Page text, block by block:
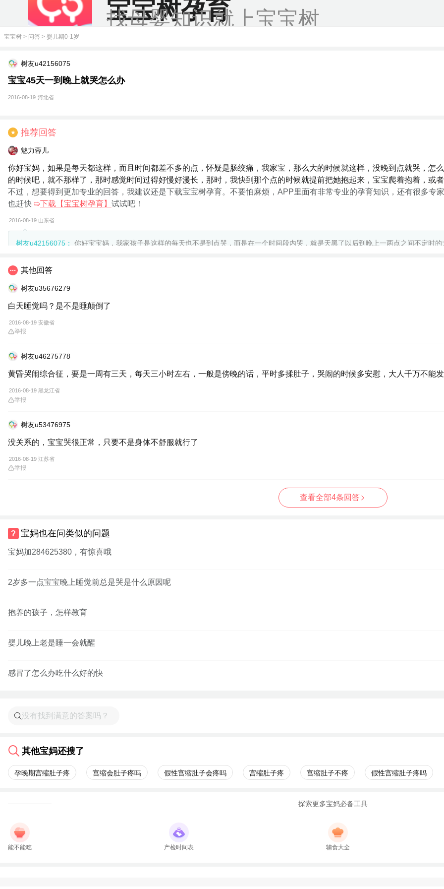
宝宝树孕育
找母婴知识就上宝宝树
宝宝树 > 问答 > 婴儿期0-1岁
树友u42156075
宝宝45天一到晚上就哭怎么办
2016-08-19 河北省
★ 推荐回答
魅力蓉儿
你好宝妈，如果是每天都这样，而且时间都差不多的点，怀疑是肠绞痛，我家宝，那么大的时候就这样，没晚到点就哭，怎
的时候吧，就不那样了，那时感觉时间过得好慢好漫长，那时，我快到那个点的时候就提前把她抱起来，宝宝爬着抱着，或
不过，想要得到更加专业的回答，我建议还是下载宝宝树孕育。不要怕麻烦，APP里面有非常专业的孕育知识，还有很多专
也赶快 ➯下载【宝宝树孕育】 试试吧！
2016-08-19 山东省
树友u42156075：
你好宝宝妈，我家孩子是这样的每天也不是到点哭，而是在一个时间段内哭，就是天黑了以后到晚上一两点之间不定时
其他回答
树友u35676279
白天睡觉吗？是不是睡颠倒了
2016-08-19 安徽省
举报
树友u46275778
黄昏哭闹综合征，要是一周有三天，每天三小时左右，一般是傍晚的话，平时多揉肚子，哭闹的时候多安慰，大人千万不能
2016-08-19 黑龙江省
举报
树友u53476975
没关系的，宝宝哭很正常，只要不是身体不舒服就行了
2016-08-19 江苏省
举报
查看全部4条回答
宝妈也在问类似的问题
宝妈加284625380，有惊喜哦
2岁多一点宝宝晚上睡觉前总是哭是什么原因呢
抱养的孩子，怎样教育
婴儿晚上老是睡一会就醒
感冒了怎么办吃什么好的快
其他宝妈还搜了
孕晚期宫缩肚子疼 宫缩会肚子疼吗 假性宫缩肚子会疼吗 宫缩肚子疼 宫缩肚子不疼 假性宫缩肚子疼吗
探索更多宝妈必备工具
能不能吃 产检时间表 辅食大全